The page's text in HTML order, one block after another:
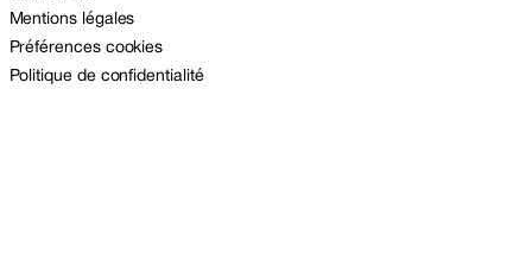
Mentions légales
Préférences cookies
Politique de confidentialité